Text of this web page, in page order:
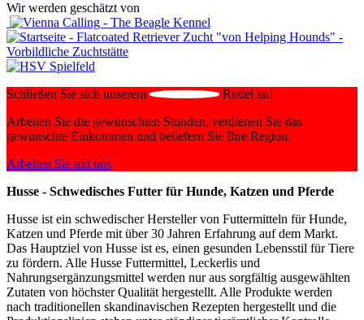
Wir werden geschätzt von
Schließen Sie sich unserem
Rudel an!
Arbeiten Sie die gewünschten Stunden, verdienen Sie das
gewünschte Einkommen und beliefern Sie Ihre Region.
Arbeiten Sie mit uns
Husse - Schwedisches Futter für Hunde, Katzen und Pferde
Husse ist ein schwedischer Hersteller von Futtermitteln für Hunde,
Katzen und Pferde mit über 30 Jahren Erfahrung auf dem Markt.
Das Hauptziel von Husse ist es, einen gesunden Lebensstil für Tiere
zu fördern. Alle Husse Futtermittel, Leckerlis und
Nahrungsergänzungsmittel werden nur aus sorgfältig ausgewählten
Zutaten von höchster Qualität hergestellt. Alle Produkte werden
nach traditionellen skandinavischen Rezepten hergestellt und die